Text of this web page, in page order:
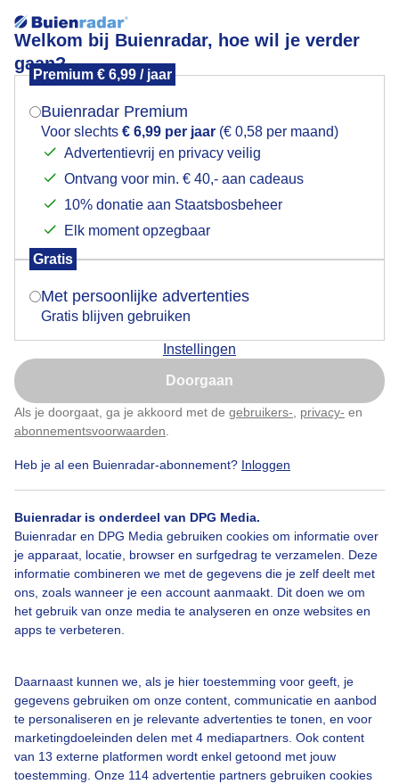
Welkom bij Buienradar, hoe wil je verder
gaan?
Premium € 6,99 / jaar
Buienradar Premium
Voor slechts € 6,99 per jaar (€ 0,58 per maand)
Advertentievrij en privacy veilig
Ontvang voor min. € 40,- aan cadeaus
10% donatie aan Staatsbosbeheer
Elk moment opzegbaar
Gratis
Met persoonlijke advertenties
Gratis blijven gebruiken
Instellingen
Doorgaan
Als je doorgaat, ga je akkoord met de gebruikers- privacy- en
abonnementsvoorwaarden
Heb je al een Buienradar-abonnement? Inloggen
Buienradar is onderdeel van DPG Media.
Buienradar en DPG Media gebruiken cookies om informatie over
je apparaat, locatie, browser en surfgedrag te verzamelen. Deze
informatie combineren we met de gegevens die je zelf deelt met
ons, zoals wanneer je een account aanmaakt. Dit doen we om
het gebruik van onze media te analyseren en onze websites en
apps te verbeteren.
Daarnaast kunnen we, als je hier toestemming voor geeft, je
gegevens gebruiken om onze content, communicatie en aanbod
te personaliseren en je relevante advertenties te tonen, en voor
marketingdoeleinden delen met 4 mediapartners. Ook content
van 13 externe platformen wordt enkel getoond met jouw
toestemming. Onze 114 advertentie partners gebruiken cookies
Weerfoto
Door: Tineke Bos-Brink Gemaakt: 21-08-2025, 41x bekeken
Een moment geduld aub...
Over Buienradar
Mogen we je locatie gebruiken voor het
Indien je hier nog geen akkoord op hebt gegeven,
verschijnt er zo een pop-up uit je browser waarin
Is goed, toon de popup
Nu niet, misschien later
Klik hierom dit aan te passen